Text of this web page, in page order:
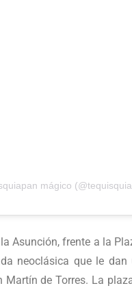
mágico
Asunción, frente a la
neoclásica que le
de Torres. La